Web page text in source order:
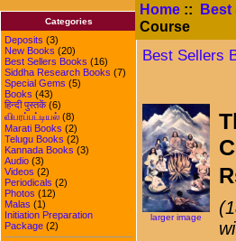
Categories
Deposits (3)
New Books (20)
Best Sellers Books (16)
Siddha Research Books (7)
Special Gems (5)
Books (43)
हिन्दी पुस्तकें(6)
விபரப்பட்டியல் (8)
Marati Books (2)
Telugu Books (2)
Kannada Books (3)
Audio (3)
Videos (2)
Periodicals (2)
Photos (12)
Malas (1)
Initiation Preparation
Package (2)
Home:: Best
Course
Best Sellers
larger image